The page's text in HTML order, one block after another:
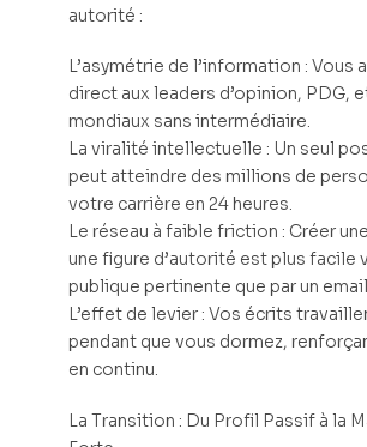
autorité :
L’asymétrie de l’information : Vous
direct aux leaders d’opinion, PDG,
mondiaux sans intermédiaire.
La viralité intellectuelle : Un seul
peut atteindre des millions de
votre carrière en 24 heures.
Le réseau à faible friction : Créer
une figure d’autorité est plus facile
publique pertinente que par un
L’effet de levier : Vos écrits
pendant que vous dormez,
en continu.
La Transition : Du Profil Passif à la